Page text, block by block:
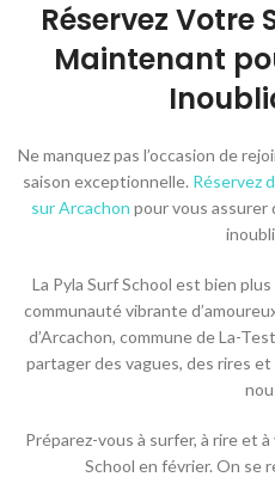
Réservez Votre
Maintenant
Ne manquez pas l’occasion de
saison exceptionnelle. Réservez
sur Arcachon pour vous assurer
La Pyla Surf School est bien
communauté vibrante
d’Arcachon, commune de La-
partager des vagues, des rires
Préparez-vous à surfer, à rire et
School en février. On se